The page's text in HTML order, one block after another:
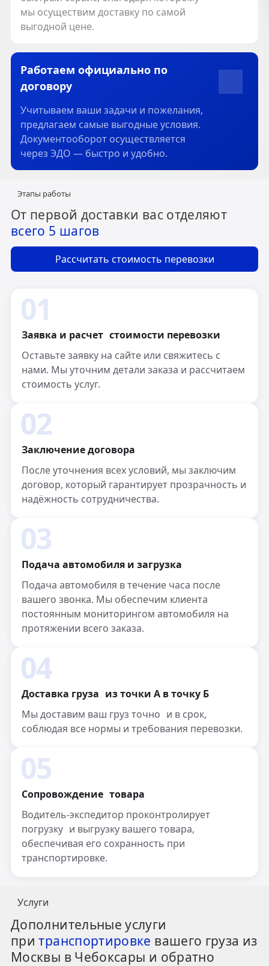
мы осуществим доставку по самой
выгодной цене.
Работаем официально по
договору
Учитываем ваши задачи и пожелания,
предлагаем самые выгодные условия.
Документооборот осуществляется
через ЭДО — быстро и удобно.
Этапы работы
От первой доставки вас отделяют
всего 5 шагов
Рассчитать стоимость перевозки
01
Заявка и расчет стоимости перевозки
Оставьте заявку на сайте или свяжитесь с
нами. Мы уточним детали заказа и рассчитаем
стоимость услуг.
02
Заключение договора
После уточнения всех условий, мы заключим
договор, который гарантирует прозрачность и
надёжность сотрудничества.
03
Подача автомобиля и загрузка
Подача автомобиля в течение часа после
вашего звонка. Мы обеспечим клиента
постоянным мониторингом автомобиля на
протяжении всего заказа.
04
Доставка груза из точки А в точку Б
Мы доставим ваш груз точно и в срок,
соблюдая все нормы и требования перевозки.
05
Сопровождение товара
Водитель-экспедитор проконтролирует
погрузку и выгрузку вашего товара,
обеспечивая его сохранность при
транспортировке.
Услуги
Дополнительные услуги
притранспортировке вашего груза из
Москвы в Чебоксары и обратно